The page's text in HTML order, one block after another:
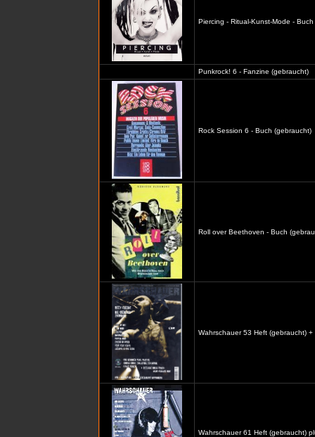
Piercing - Ritual-Kunst-Mode -
Punkrock! 6 - Fanzine (gebraucht)
Rock Session 6 - Buch (gebraucht)
Roll over Beethoven - Buch
Wahrschauer 53 Heft (gebraucht) +
Wahrschauer 61 Heft (gebraucht)